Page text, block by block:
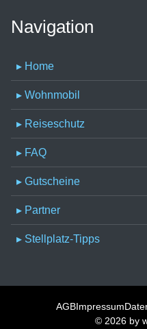
Navigation
▸ Home
▸ Wohnmobil
▸ Reiseschutz
▸ FAQ
▸ Gutscheine
▸ Partner
▸ Stellplatz-Tipps
AGBImpressum
© 2026 by